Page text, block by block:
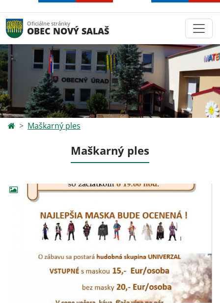
Oficiálne stránky
OBEC NOVÝ SALAŠ
Maškarný ples
Maškarný ples